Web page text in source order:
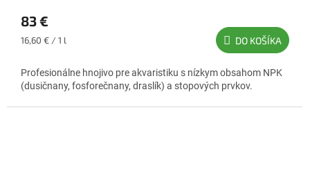
83 €
Jednotková
16,60 € / 1 l DO KOŠÍKA
Profesionálne hnojivo pre akvaristiku s nízkym obsahom NPK
(dusičnany, fosforečnany, draslík) a stopových prvkov.